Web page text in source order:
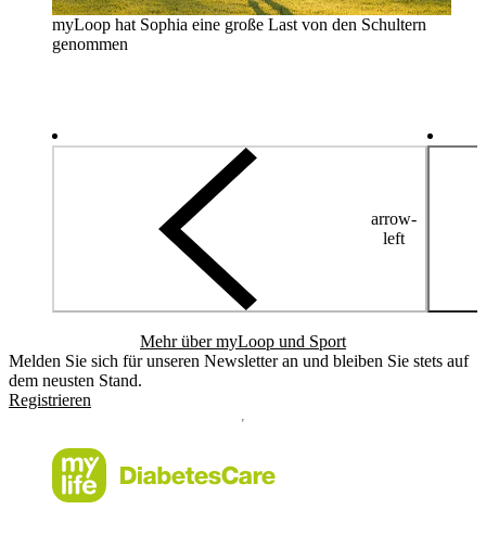
myLoop hat Sophia eine große Last von den Schultern
genommen
arrow-
left
Mehr über myLoop und Sport
Melden Sie sich für unseren Newsletter an und bleiben Sie stets auf
dem neusten Stand.
Registrieren